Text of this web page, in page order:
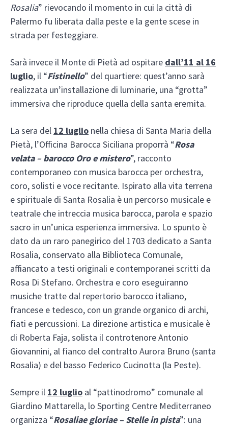
Rosalia” rievocando il momento in cui la città di
Palermo fu liberata dalla peste e la gente scese in
strada per festeggiare.
Sarà invece il Monte di Pietà ad ospitare dall’11 al 16
luglio, il “Fistinello” del quartiere: quest’anno sarà
realizzata un’installazione di luminarie, una “grotta”
immersiva che riproduce quella della santa eremita.
La sera del 12 luglio nella chiesa di Santa Maria della
Pietà, l’Officina Barocca Siciliana proporrà “Rosa
velata – barocco Oro e mistero”, racconto
contemporaneo con musica barocca per orchestra,
coro, solisti e voce recitante. Ispirato alla vita terrena
e spirituale di Santa Rosalia è un percorso musicale e
teatrale che intreccia musica barocca, parola e spazio
sacro in un’unica esperienza immersiva. Lo spunto è
dato da un raro panegirico del 1703 dedicato a Santa
Rosalia, conservato alla Biblioteca Comunale,
affiancato a testi originali e contemporanei scritti da
Rosa Di Stefano. Orchestra e coro eseguiranno
musiche tratte dal repertorio barocco italiano,
francese e tedesco, con un grande organico di archi,
fiati e percussioni. La direzione artistica e musicale è
di Roberta Faja, solista il controtenore Antonio
Giovannini, al fianco del contralto Aurora Bruno (santa
Rosalia) e del basso Federico Cucinotta (la Peste).
Sempre il 12 luglio al “pattinodromo” comunale al
Giardino Mattarella, lo Sporting Centre Mediterraneo
organizza “Rosaliae gloriae – Stelle in pista”: una